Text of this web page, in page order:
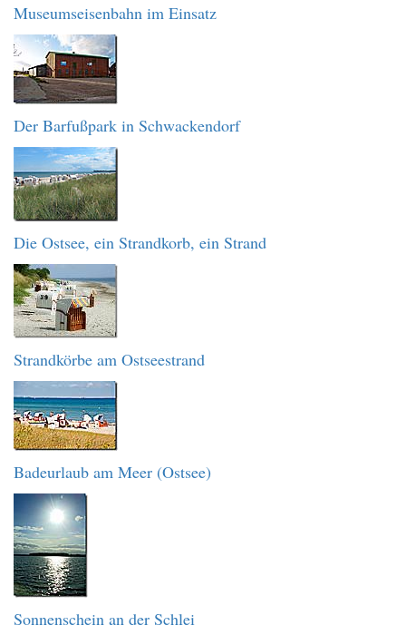
Museumseisenbahn im Einsatz
Der Barfußpark in Schwackendorf
Die Ostsee, ein Strandkorb, ein Strand
Strandkörbe am Ostseestrand
Badeurlaub am Meer (Ostsee)
Sonnenschein an der Schlei